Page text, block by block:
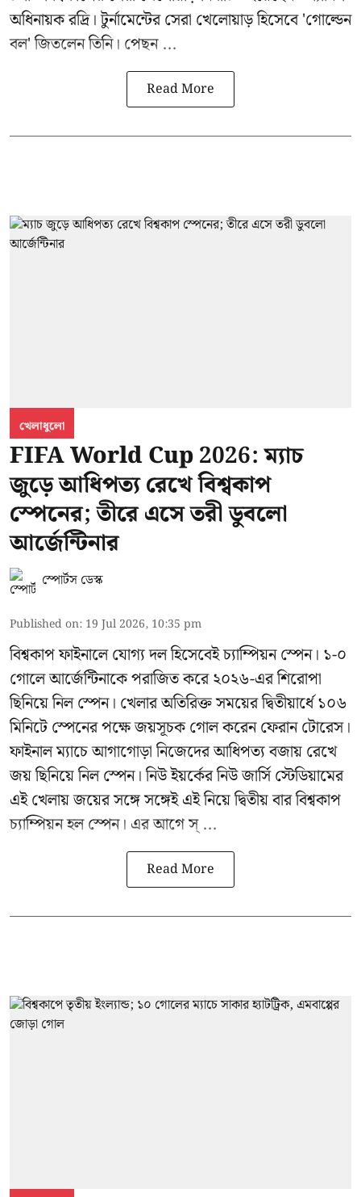
অধিনায়ক রদ্রি। টুর্নামেন্টের সেরা খেলোয়াড় হিসেবে 'গোল্ডেন
বল' জিতলেন তিনি। পেছন ...
Read More
খেলাধুলো
FIFA World Cup 2026: ম্যাচ
জুড়ে আধিপত্য রেখে বিশ্বকাপ
স্পেনের; তীরে এসে তরী ডুবলো
আর্জেন্টিনার
স্পোর্টস ডেস্ক
Published on: 19 Jul 2026, 10:35 pm
বিশ্বকাপ ফাইনালে যোগ্য দল হিসেবেই চ্যাম্পিয়ন স্পেন। ১-০
গোলে আর্জেন্টিনাকে পরাজিত করে ২০২৬-এর শিরোপা
ছিনিয়ে নিল স্পেন। খেলার অতিরিক্ত সময়ের দ্বিতীয়ার্ধে ১০৬
মিনিটে স্পেনের পক্ষে জয়সূচক গোল করেন ফেরান টোরেস।
ফাইনাল ম্যাচে আগাগোড়া নিজেদের আধিপত্য বজায় রেখে
জয় ছিনিয়ে নিল স্পেন। নিউ ইয়র্কের নিউ জার্সি স্টেডিয়ামের
এই খেলায় জয়ের সঙ্গে সঙ্গেই এই নিয়ে দ্বিতীয় বার বিশ্বকাপ
চ্যাম্পিয়ন হল স্পেন। এর আগে স্ ...
Read More